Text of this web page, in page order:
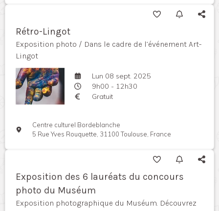
Rétro-Lingot
Exposition photo / Dans le cadre de l’événement Art-
Lingot
Lun 08 sept. 2025
9h00 - 12h30
Gratuit
Centre culturel Bordeblanche
5 Rue Yves Rouquette, 31100 Toulouse, France
Exposition des 6 lauréats du concours
photo du Muséum
Exposition photographique du Muséum. Découvrez